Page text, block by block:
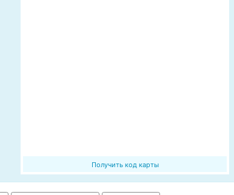
Получить код карты